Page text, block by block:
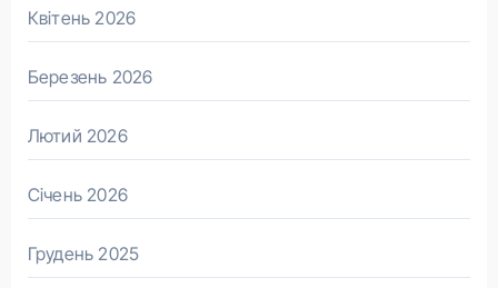
Квітень 2026
Березень 2026
Лютий 2026
Січень 2026
Грудень 2025